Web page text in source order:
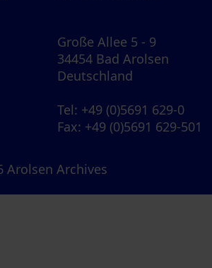
Große Allee 5 - 9
34454 Bad Arolsen
Deutschland
Tel: +49 (0)5691 629-0
Fax: +49 (0)5691 629-501
Arolsen Archives